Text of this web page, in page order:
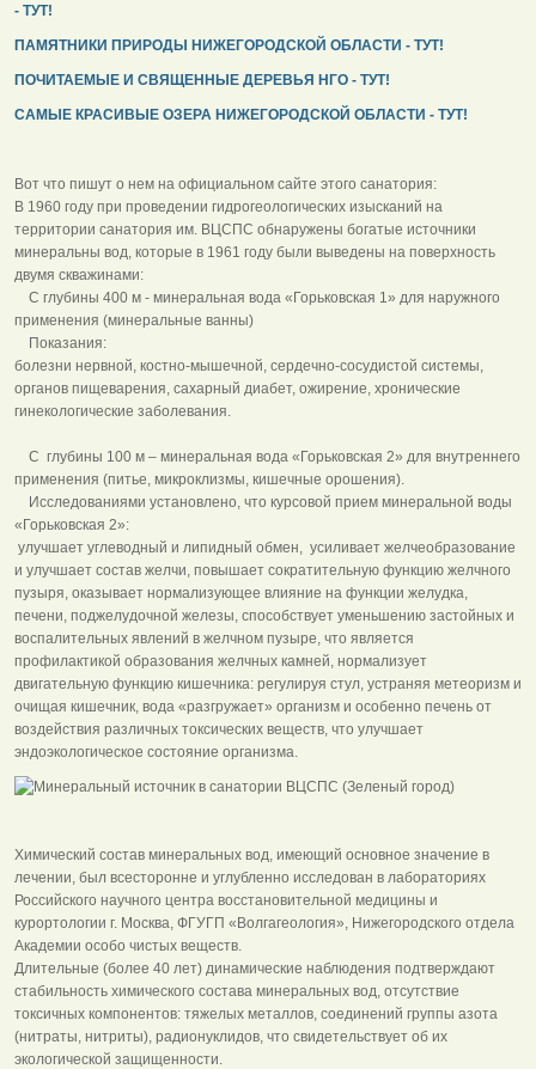
- ТУТ!
ПАМЯТНИКИ ПРИРОДЫ НИЖЕГОРОДСКОЙ ОБЛАСТИ - ТУТ!
ПОЧИТАЕМЫЕ И СВЯЩЕННЫЕ ДЕРЕВЬЯ НГО - ТУТ!
САМЫЕ КРАСИВЫЕ ОЗЕРА НИЖЕГОРОДСКОЙ ОБЛАСТИ - ТУТ!
Вот что пишут о нем на официальном сайте этого санатория:
В 1960 году при проведении гидрогеологических изысканий на
территории санатория им. ВЦСПС обнаружены богатые источники
минеральны вод, которые в 1961 году были выведены на поверхность
двумя скважинами:
С глубины 400 м - минеральная вода «Горьковская 1» для наружного
применения (минеральные ванны)
Показания:
болезни нервной, костно-мышечной, сердечно-сосудистой системы,
органов пищеварения, сахарный диабет, ожирение, хронические
гинекологические заболевания.
С глубины 100 м – минеральная вода «Горьковская 2» для внутреннего
применения (питье, микроклизмы, кишечные орошения).
Исследованиями установлено, что курсовой прием минеральной воды
«Горьковская 2»:
улучшает углеводный и липидный обмен, усиливает желчеобразование
и улучшает состав желчи, повышает сократительную функцию желчного
пузыря, оказывает нормализующее влияние на функции желудка,
печени, поджелудочной железы, способствует уменьшению застойных и
воспалительных явлений в желчном пузыре, что является
профилактикой образования желчных камней, нормализует
двигательную функцию кишечника: регулируя стул, устраняя метеоризм и
очищая кишечник, вода «разгружает» организм и особенно печень от
воздействия различных токсических веществ, что улучшает
эндоэкологическое состояние организма.
Химический состав минеральных вод, имеющий основное значение в
лечении, был всесторонне и углубленно исследован в лабораториях
Российского научного центра восстановительной медицины и
курортологии г. Москва, ФГУГП «Волгагеология», Нижегородского отдела
Академии особо чистых веществ.
Длительные (более 40 лет) динамические наблюдения подтверждают
стабильность химического состава минеральных вод, отсутствие
токсичных компонентов: тяжелых металлов, соединений группы азота
(нитраты, нитриты), радионуклидов, что свидетельствует об их
экологической защищенности.